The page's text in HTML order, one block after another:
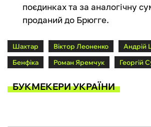
поєдинках та за аналогічну
проданий до Брюгге.
Шахтар Віктор Леоненко
Андрій
Бенфіка
Роман Яремчук Георгій
БУКМЕКЕРИ УКРАЇНИ